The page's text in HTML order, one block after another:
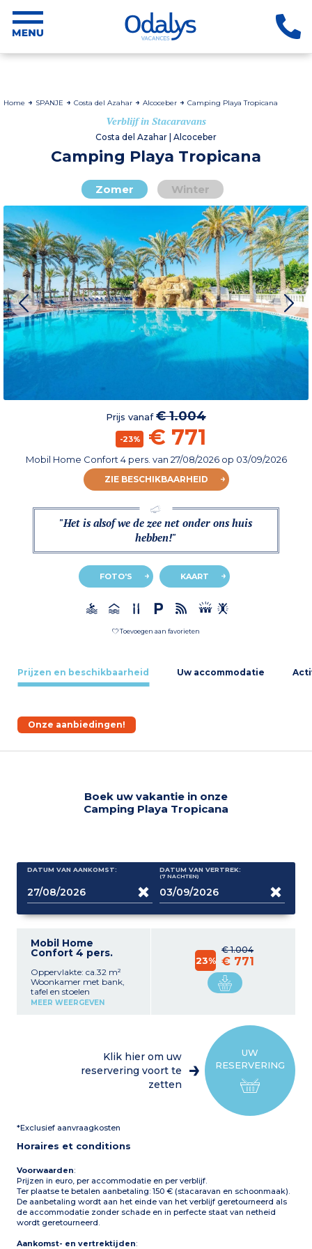
Home SPANJE Costa del Azahar Alcoceber Camping Playa Tropicana
Verblijf in Stacaravans
Costa del Azahar | Alcoceber
Camping Playa Tropicana
Zomer Winter
Prijs vanaf€ 1.004
-23% € 771
Mobil Home Confort 4 pers. van 27/08/2026op 03/09/2026
ZIE BESCHIKBAARHEID
"Het is alsof we de zee net onder ons huis
hebben!"
FOTO'S KAART
Toevoegen aan favorieten
Prijzen en beschikbaarheid Uw accommodatie
Onze aanbiedingen!
Boek uw vakantie in onze
Camping Playa Tropicana
DATUM VAN AANKOMST: DATUM VAN VERTREK:
(7 NACHTEN)
Mobil Home
Confort 4 pers.
Oppervlakte: ca.32 m²
Woonkamer met bank,
tafel en stoelen
Kitchenette uitgerust met
1 slaapkamer met 1
tweepersoonsbed (140 x
wastafel
Terras (6 m²) gedeeltelijk of
tuinmeubelen, barbecue of
plancha (afhankelijk van
beschikbaarheid)
MEER WEERGEVEN
€ 1.004
23% € 771
UW
RESERVERING
Klik hier om uw
reservering voort te
zetten
*Exclusief aanvraagkosten
Horaires et conditions
Voorwaarden:
Prijzen in euro, per accommodatie en per verblijf.
Ter plaatse te betalen aanbetaling: 150 € (stacaravan en schoonmaak).
De aanbetaling wordt aan het einde van het verblijf geretourneerd als
de accommodatie zonder schade en in perfecte staat van netheid
wordt geretourneerd.
Aankomst- en vertrektijden: